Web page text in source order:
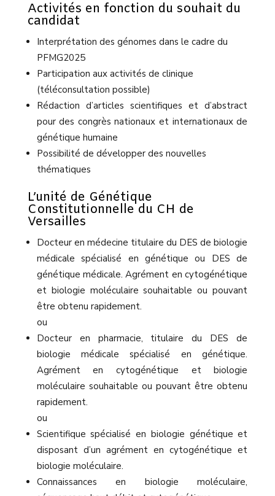
Activités en fonction du souhait du
candidat
Interprétation des génomes dans le cadre du
PFMG2025
Participation aux activités de clinique
(téléconsultation possible)
Rédaction d’articles scientifiques et d’abstract
pour des congrès nationaux et internationaux de
génétique humaine
Possibilité de développer des nouvelles
thématiques
L’unité de Génétique
Constitutionnelle du CH de
Versailles
Docteur en médecine titulaire du DES de biologie
médicale spécialisé en génétique ou DES de
génétique médicale. Agrément en cytogénétique
et biologie moléculaire souhaitable ou pouvant
être obtenu rapidement.
ou
Docteur en pharmacie, titulaire du DES de
biologie médicale spécialisé en génétique.
Agrément en cytogénétique et biologie
moléculaire souhaitable ou pouvant être obtenu
rapidement.
ou
Scientifique spécialisé en biologie génétique et
disposant d’un agrément en cytogénétique et
biologie moléculaire.
Connaissances en biologie moléculaire,